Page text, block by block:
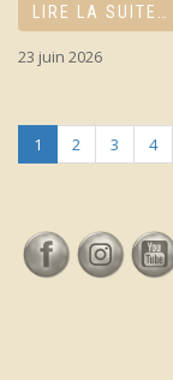
LIRE LA SUITE…
23 juin 2026
1 2 3 4